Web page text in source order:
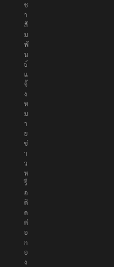
ช
า
สั
ม
พั
น
ธ์
แ
จ้
ง
ห
ม
า
ย
ข่
า
ว
ห
รื
อ
ติ
ด
ต่
อ
ก
อ
ง